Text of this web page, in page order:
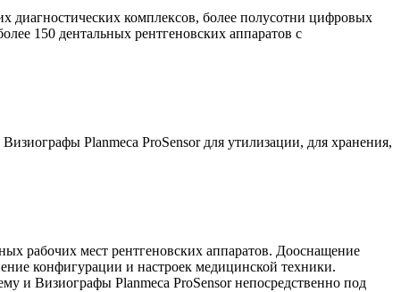
диагностических комплексов, более полусотни цифровых
150 дентальных рентгеновских аппаратов с
Planmeca ProSensor для утилизации, для хранения,
рабочих мест рентгеновских аппаратов. Дооснащение
конфигурации и настроек медицинской техники.
и Визиографы Planmeca ProSensor непосредственно под